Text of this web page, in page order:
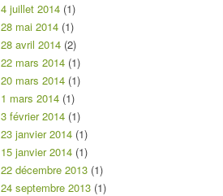
4 juillet 2014 (1)
28 mai 2014 (1)
28 avril 2014 (2)
22 mars 2014 (1)
20 mars 2014 (1)
1 mars 2014 (1)
3 février 2014 (1)
23 janvier 2014 (1)
15 janvier 2014 (1)
22 décembre 2013 (1)
24 septembre 2013 (1)